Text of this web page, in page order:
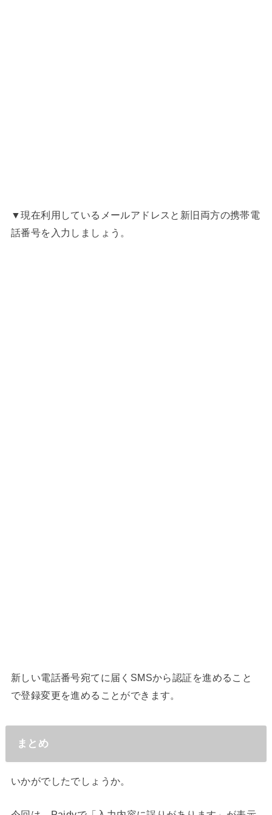
▼現在利用しているメールアドレスと新旧両方の携帯電
話番号を入力しましょう。
新しい電話番号宛てに届くSMSから認証を進めること
で登録変更を進めることができます。
まとめ
いかがでしたでしょうか。